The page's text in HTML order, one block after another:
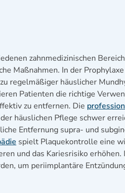
zahnmedizinischen
Maßnahmen. In der
regelmäßiger häuslicher
Patienten die richtige
zu entfernen. Die
häuslichen Pflege schwer
Entfernung supra- und
spielt Plaquekontrolle eine
und das Kariesrisiko
um periimplantäre